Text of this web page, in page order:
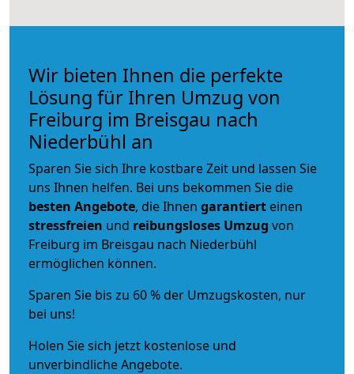
Wir bieten Ihnen die perfekte
Lösung für Ihren Umzug von
Freiburg im Breisgau nach
Niederbühl an
Sparen Sie sich Ihre kostbare Zeit und lassen Sie
uns Ihnen helfen. Bei uns bekommen Sie die
besten Angebote, die Ihnen garantiert einen
stressfreien und reibungsloses Umzug von
Freiburg im Breisgau nach Niederbühl
ermöglichen können.
Sparen Sie bis zu 60 % der Umzugskosten, nur
bei uns!
Holen Sie sich jetzt kostenlose und
unverbindliche Angebote.